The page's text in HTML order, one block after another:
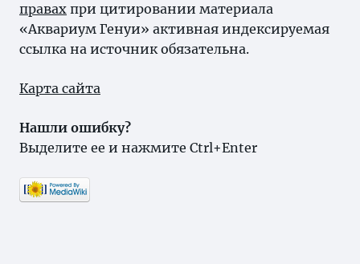
правах при цитировании материала
«Аквариум Генуи» активная индексируемая
ссылка на источник обязательна.
Карта сайта
Нашли ошибку?
Выделите ее и нажмите Ctrl+Enter